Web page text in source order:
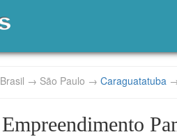
Brasil → São Paulo → Caraguatatuba
Empreendimento